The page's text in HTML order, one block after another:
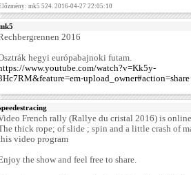
mk5 524. 2016-04-27 22:05:10
2016
hegyi európabajnoki futam.
www.youtube.com/watch?v=Kk5y-
upload_owner#action=share
French rally (Rallye du cristal 2016) is
thick rope; of slide ; spin and a little crash of
video program
the show and feel free to share.